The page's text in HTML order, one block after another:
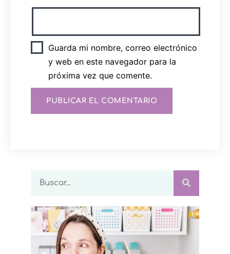
Guarda mi nombre, correo electrónico
y web en este navegador para la
próxima vez que comente.